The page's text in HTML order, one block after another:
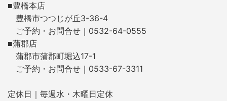
■豊橋本店
豊橋市つつじが丘3-36-4
ご予約・お問合せ｜0532-64-0555
■蒲郡店
蒲郡市蒲郡町堀込17-1
ご予約・お問合せ｜0533-67-3311
定休日｜毎週水・木曜日定休